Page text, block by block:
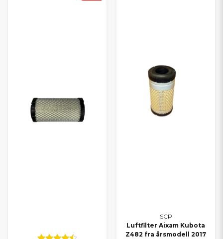
SCP
Luftfilter Aixam Kubota
Z482 fra årsmodell 2017